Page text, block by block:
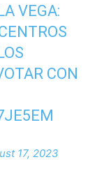
VEGA:
CON
17, 2023